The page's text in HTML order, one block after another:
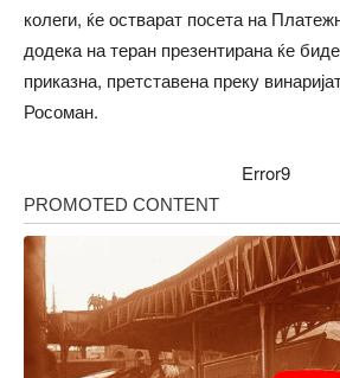
колеги, ќе остварат посета на
додека на теран презентирана ќе
приказна, претставена преку
Росоман.
Error9